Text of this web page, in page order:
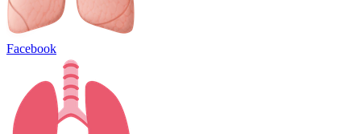
Facebook